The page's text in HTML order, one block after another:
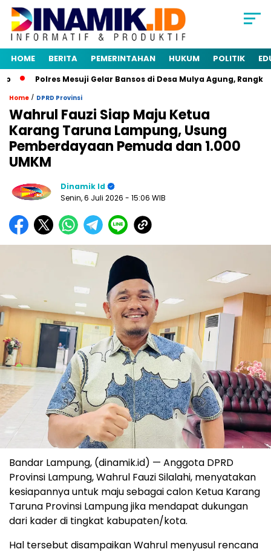
HOME BERITA PEMERINTAHAN HUKUM POLITIK
Polres Mesuji Gelar Bansos di Desa Mulya Agung, Rangkaian
Home / DPRD Provinsi
Wahrul Fauzi Siap Maju Ketua
Karang Taruna Lampung, Usung
Pemberdayaan Pemuda dan 1.000
UMKM
Dinamik Id
Senin, 6 Juli 2026 - 15:06 WIB
Bandar Lampung, (dinamik.id) — Anggota DPRD
Provinsi Lampung, Wahrul Fauzi Silalahi, menyatakan
kesiapannya untuk maju sebagai calon Ketua Karang
Taruna Provinsi Lampung jika mendapat dukungan
dari kader di tingkat kabupaten/kota.
Hal tersebut disampaikan Wahrul menyusul rencana